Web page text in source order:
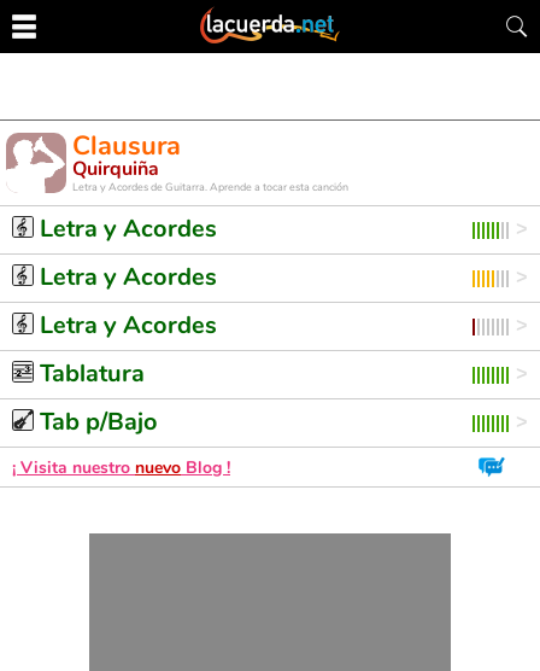
Clausura
Quirquiña
Letra y Acordes de Guitarra. Aprende a tocar esta canción
Letra y Acordes
Letra y Acordes
Letra y Acordes
Tablatura
Tab p/Bajo
¡ Visita nuestro nuevo Blog !